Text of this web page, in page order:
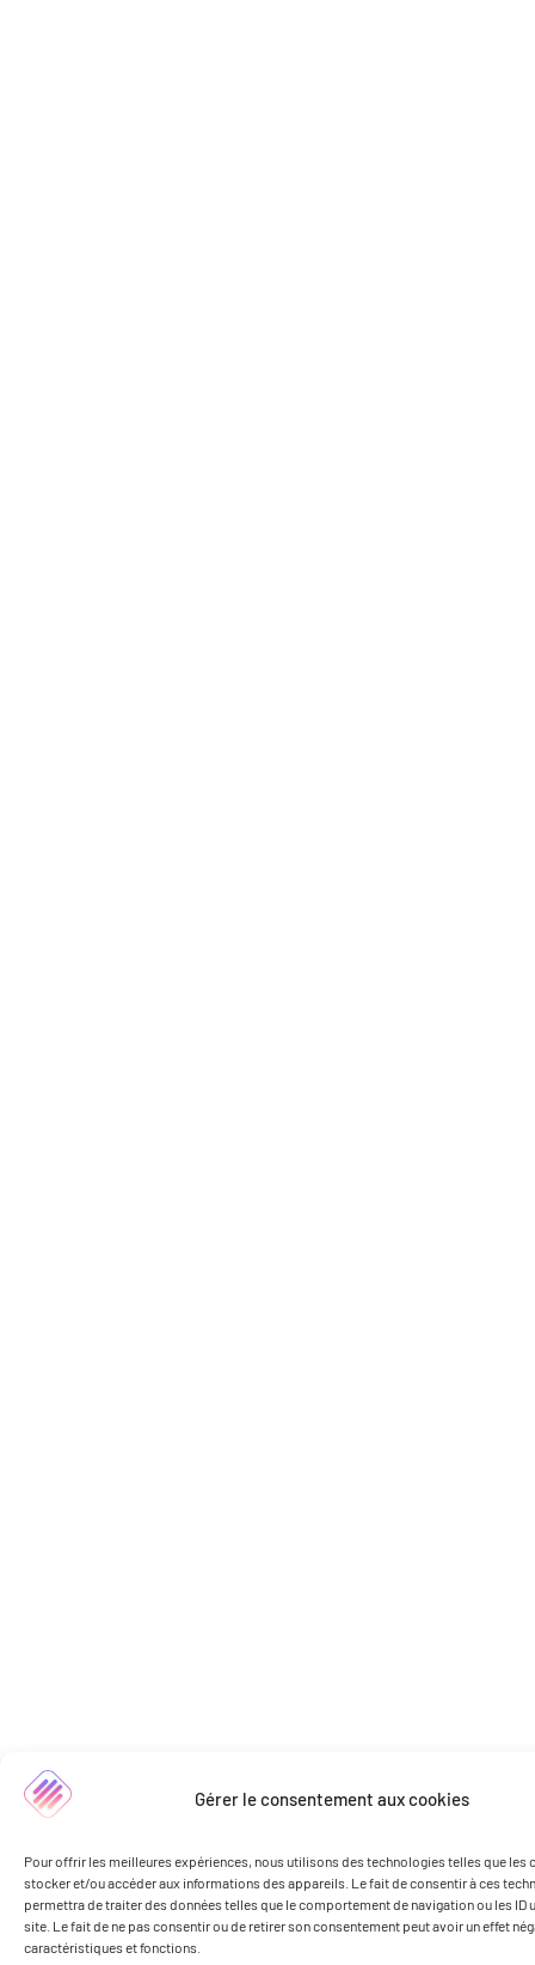
Gérer le consentement aux cookies
Pour offrir les meilleures expériences, nous utilisons des technologies telles que les
stocker et/ou accéder aux informations des appareils. Le fait de consentir à ces
permettra de traiter des données telles que le comportement de navigation ou les ID
site. Le fait de ne pas consentir ou de retirer son consentement peut avoir un effet
caractéristiques et fonctions.